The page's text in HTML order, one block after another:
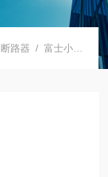
断路器 / 富士小型塑壳断路器BW32AAG 3P 10A